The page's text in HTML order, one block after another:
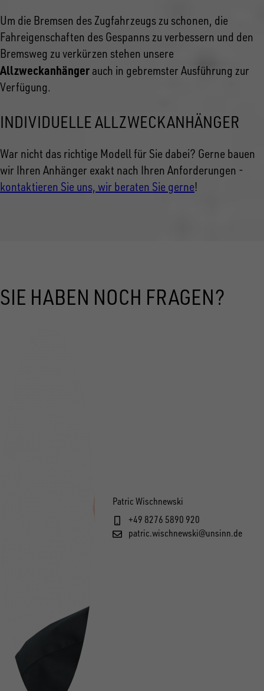
Um die Bremsen des Zugfahrzeugs zu schonen, die
Fahreigenschaften des Gespanns zu verbessern und den
Bremsweg zu verkürzen stehen unsere
Allzweckanhänger auch in gebremster Ausführung zur
Verfügung.
INDIVIDUELLE ALLZWECKANHÄNGER
War nicht das richtige Modell für Sie dabei? Gerne bauen
wir Ihren Anhänger exakt nach Ihren Anforderungen -
kontaktieren Sie uns, wir beraten Sie gerne!
SIE HABEN NOCH FRAGEN?
Patric Wischnewski
+49 8276 5890 920
patric.wischnewski@unsinn.de